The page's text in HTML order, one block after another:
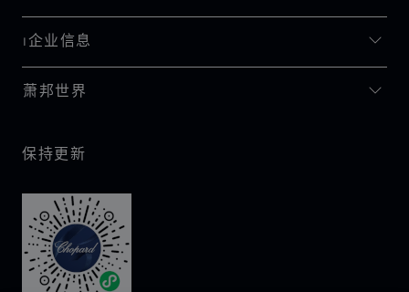
I企业信息
萧邦世界
保持更新